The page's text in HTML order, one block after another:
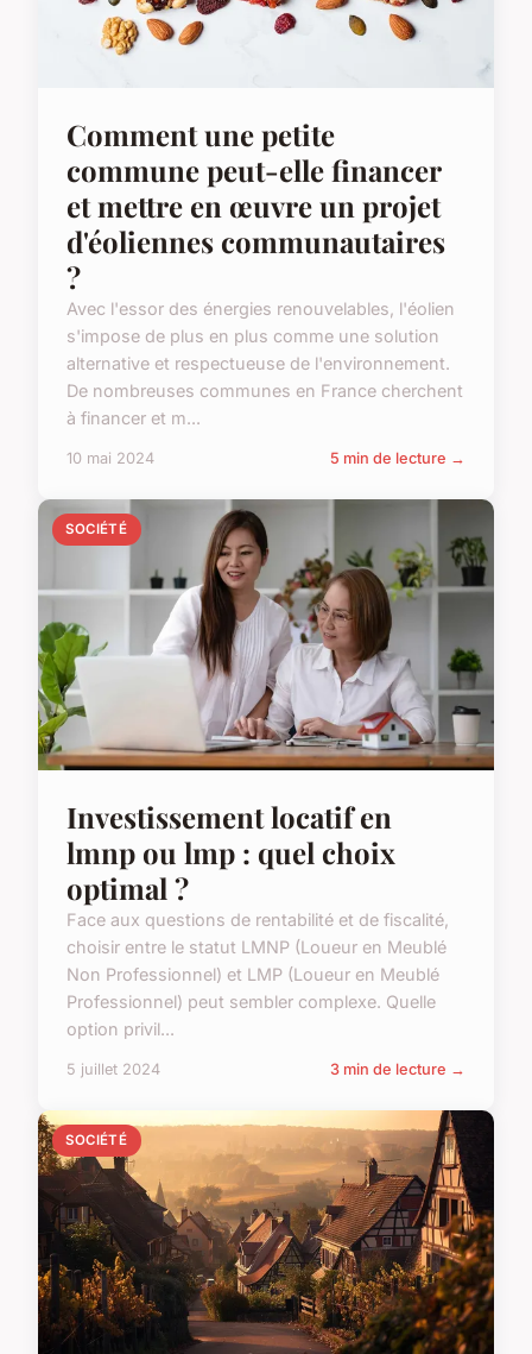
Comment une petite
commune peut-elle financer
et mettre en œuvre un projet
d'éoliennes communautaires
?
Avec l'essor des énergies renouvelables, l'éolien
s'impose de plus en plus comme une solution
alternative et respectueuse de l'environnement.
De nombreuses communes en France cherchent
à financer et m...
10 mai 2024 5 min de lecture →
SOCIÉTÉ
Investissement locatif en
lmnp ou lmp : quel choix
optimal ?
Face aux questions de rentabilité et de fiscalité,
choisir entre le statut LMNP (Loueur en Meublé
Non Professionnel) et LMP (Loueur en Meublé
Professionnel) peut sembler complexe. Quelle
option privil...
5 juillet 2024 3 min de lecture →
SOCIÉTÉ